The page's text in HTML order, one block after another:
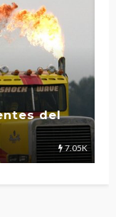
del
7.05K